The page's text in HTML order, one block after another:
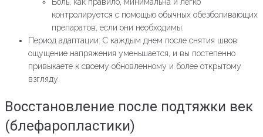
контролируется с помощью обычных обезболивающих
препаратов, если они необходимы.
Период адаптации: С каждым днем после снятия швов
ощущение напряжения уменьшается, и вы постепенно
привыкаете к своему обновленному и более открытому
взгляду.
Восстановление после подтяжки век
(блефаропластики)